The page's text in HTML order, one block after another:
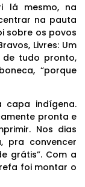
lá mesmo, na
na pauta
sobre os povos
Livres: Um
de tudo pronto,
“porque
capa indígena.
pronta e
Nos dias
pra convencer
grátis”. Com a
foi montar o